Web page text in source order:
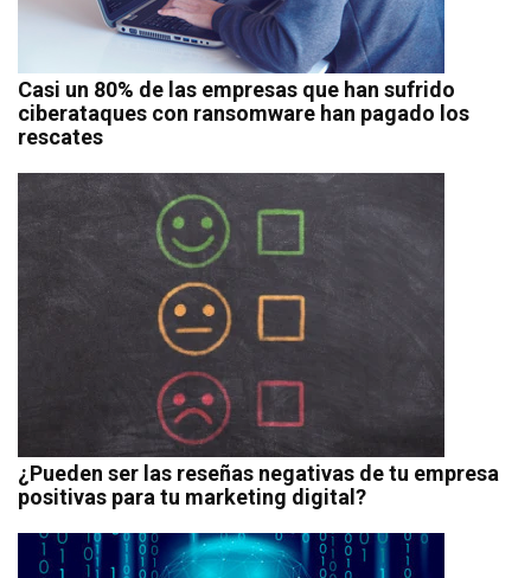
Casi un 80% de las empresas que han sufrido
ciberataques con ransomware han pagado los
rescates
¿Pueden ser las reseñas negativas de tu empresa
positivas para tu marketing digital?